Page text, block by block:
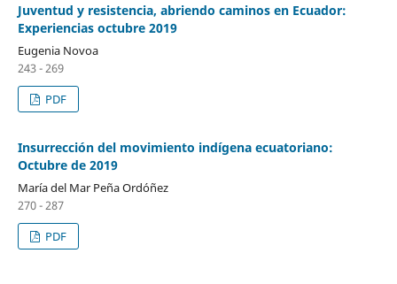
Juventud y resistencia, abriendo caminos en Ecuador:
Experiencias octubre 2019
Eugenia Novoa
243 - 269
PDF
Insurrección del movimiento indígena ecuatoriano:
Octubre de 2019
María del Mar Peña Ordóñez
270 - 287
PDF